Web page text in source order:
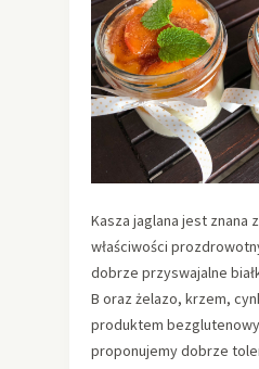
Kasza jaglana jest znana
właściwości
dobrze przyswajalne
B oraz żelazo, krzem,
produktem
proponujemy dobrze